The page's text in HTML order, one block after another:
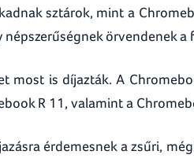
sztárok, mint a
örvendenek a
most is díjazták. A
R 11, valamint a
érdemesnek a zsűri,